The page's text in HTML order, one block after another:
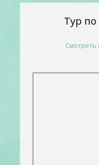
Тур по
Смотреть